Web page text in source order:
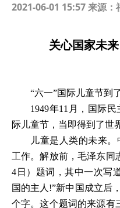
2021-06-01 15:57 来源：
关心国家未
“六一”国际儿童节到了
1949年11月，国际民
际儿童节，当即得到了世
儿童是人类的未来
工作。解放前，毛泽东同
4日）题词，其中一次写
国的主人!”新中国成立后
个字。这个题词的来源有